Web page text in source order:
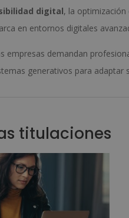
digital, la optimización
en entornos digitales
empresas demandan
generativos para adaptar
titulaciones